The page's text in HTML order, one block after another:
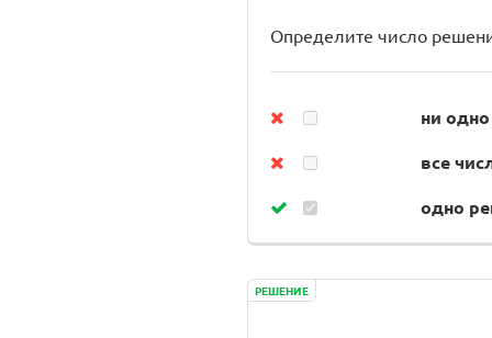
Определите число
ни
все
одно
РЕШЕНИЕ